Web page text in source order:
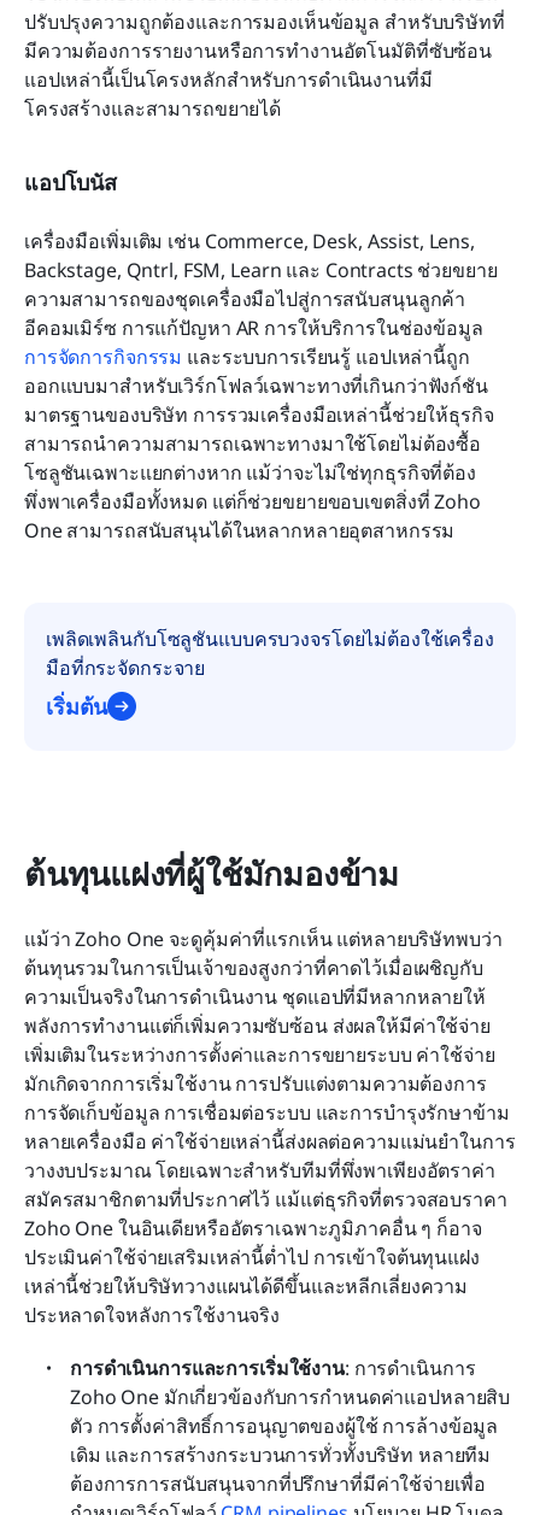
ปรับปรุงความถูกต้องและการมองเห็นข้อมูล สำหรับบริษัทที่
มีความต้องการรายงานหรือการทำงานอัตโนมัติที่ซับซ้อน
แอปเหล่านี้เป็นโครงหลักสำหรับการดำเนินงานที่มี
โครงสร้างและสามารถขยายได้
แอปโบนัส
เครื่องมือเพิ่มเติม เช่น Commerce, Desk, Assist, Lens,
Backstage, Qntrl, FSM, Learn และ Contracts ช่วยขยาย
ความสามารถของชุดเครื่องมือไปสู่การสนับสนุนลูกค้า
การจัดการกิจกรรม และระบบการเรียนรู้ แอปเหล่านี้ถูก
ออกแบบมาสำหรับเวิร์กโฟลว์เฉพาะทางที่เกินกว่าฟังก์ชัน
มาตรฐานของบริษัท การรวมเครื่องมือเหล่านี้ช่วยให้ธุรกิจ
สามารถนำความสามารถเฉพาะทางมาใช้โดยไม่ต้องซื้อ
โซลูชันเฉพาะแยกต่างหาก แม้ว่าจะไม่ใช่ทุกธุรกิจที่ต้อง
พึ่งพาเครื่องมือทั้งหมด แต่ก็ช่วยขยายขอบเขตสิ่งที่ Zoho
One สามารถสนับสนุนได้ในหลากหลายอุตสาหกรรม
เพลิดเพลินกับโซลูชันแบบครบวงจรโดยไม่ต้องใช้เครื่อง
มือที่กระจัดกระจาย
เริ่มต้น
ต้นทุนแฝงที่ผู้ใช้มักมองข้าม
แม้ว่า Zoho One จะดูคุ้มค่าที่แรกเห็น แต่หลายบริษัทพบว่า
ต้นทุนรวมในการเป็นเจ้าของสูงกว่าที่คาดไว้เมื่อเผชิญกับ
ความเป็นจริงในการดำเนินงาน ชุดแอปที่มีหลากหลายให้
พลังการทำงานแต่ก็เพิ่มความซับซ้อน ส่งผลให้มีค่าใช้จ่าย
เพิ่มเติมในระหว่างการตั้งค่าและการขยายระบบ ค่าใช้จ่าย
มักเกิดจากการเริ่มใช้งาน การปรับแต่งตามความต้องการ
การจัดเก็บข้อมูล การเชื่อมต่อระบบ และการบำรุงรักษาข้าม
หลายเครื่องมือ ค่าใช้จ่ายเหล่านี้ส่งผลต่อความแม่นยำในการ
วางงบประมาณ โดยเฉพาะสำหรับทีมที่พึ่งพาเพียงอัตราค่า
สมัครสมาชิกตามที่ประกาศไว้ แม้แต่ธุรกิจที่ตรวจสอบราคา
Zoho One ในอินเดียหรืออัตราเฉพาะภูมิภาคอื่น ๆ ก็อาจ
ประเมินค่าใช้จ่ายเสริมเหล่านี้ต่ำไป การเข้าใจต้นทุนแฝง
เหล่านี้ช่วยให้บริษัทวางแผนได้ดีขึ้นและหลีกเลี่ยงความ
ประหลาดใจหลังการใช้งานจริง
การดำเนินการและการเริ่มใช้งาน: การดำเนินการ
Zoho One มักเกี่ยวข้องกับการกำหนดค่าแอปหลายสิบ
ตัว การตั้งค่าสิทธิ์การอนุญาตของผู้ใช้ การล้างข้อมูล
เดิม และการสร้างกระบวนการทั่วทั้งบริษัท หลายทีม
ต้องการการสนับสนุนจากที่ปรึกษาที่มีค่าใช้จ่ายเพื่อ